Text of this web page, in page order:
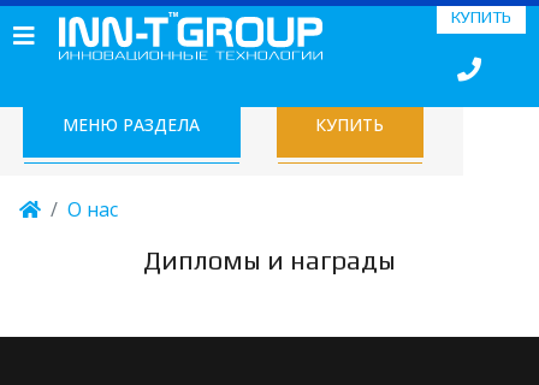
КУПИТЬ
МЕНЮ РАЗДЕЛА КУПИТЬ
О нас
Дипломы и награды